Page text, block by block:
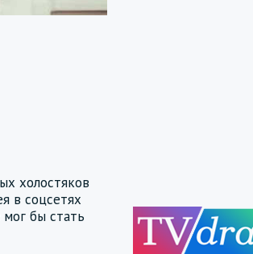
холостяков
в соцсетях
бы стать